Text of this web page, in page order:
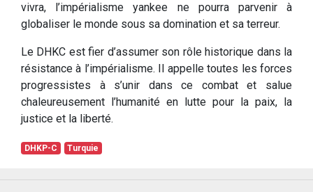
vivra, l’impérialisme yankee ne pourra parvenir à
globaliser le monde sous sa domination et sa terreur.
Le DHKC est fier d’assumer son rôle historique dans la
résistance à l’impérialisme. Il appelle toutes les forces
progressistes à s’unir dans ce combat et salue
chaleureusement l’humanité en lutte pour la paix, la
justice et la liberté.
DHKP-C Turquie